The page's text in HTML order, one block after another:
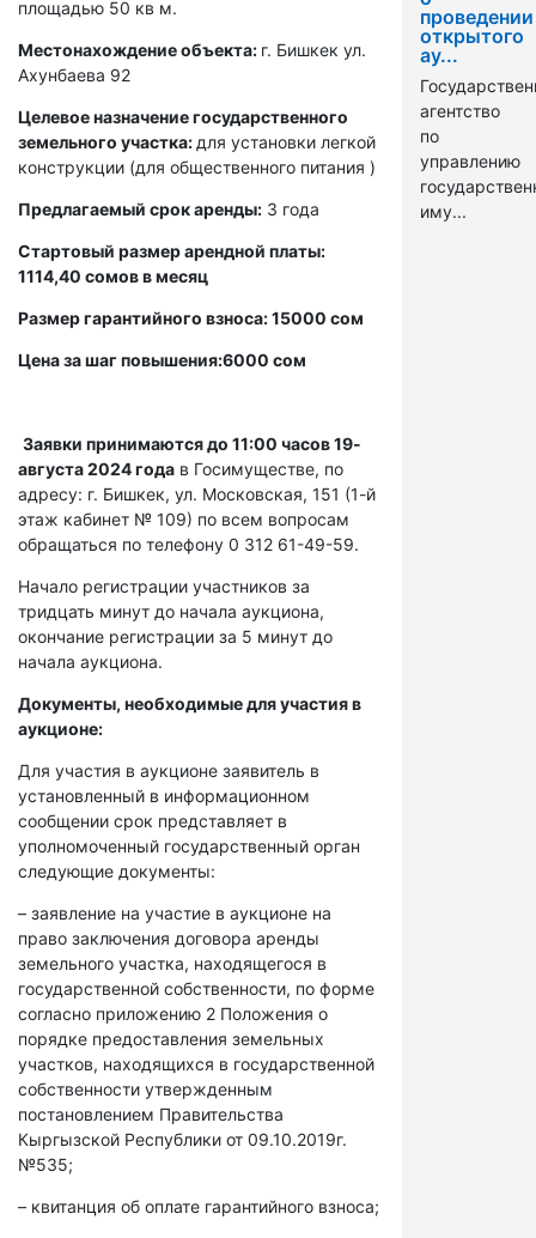
площадью 50 кв м.
Местонахождение объекта: г. Бишкек ул.
Ахунбаева 92
Целевое назначение государственного
земельного участка: для установки легкой
конструкции (для общественного питания )
Предлагаемый срок аренды: 3 года
Стартовый размер арендной платы:
1114,40 сомов в месяц
Размер гарантийного взноса: 15000 сом
Цена за шаг повышения:6000 сом
Заявки принимаются до 11:00 часов 19-
августа 2024 года в Госимуществе, по
адресу: г. Бишкек, ул. Московская, 151 (1-й
этаж кабинет № 109) по всем вопросам
обращаться по телефону 0 312 61-49-59.
Начало регистрации участников за
тридцать минут до начала аукциона,
окончание регистрации за 5 минут до
начала аукциона.
Документы, необходимые для участия в
аукционе:
Для участия в аукционе заявитель в
установленный в информационном
сообщении срок представляет в
уполномоченный государственный орган
следующие документы:
– заявление на участие в аукционе на
право заключения договора аренды
земельного участка, находящегося в
государственной собственности, по форме
согласно приложению 2 Положения о
порядке предоставления земельных
участков, находящихся в государственной
собственности утвержденным
постановлением Правительства
Кыргызской Республики от 09.10.2019г.
№535;
– квитанция об оплате гарантийного взноса;
проведении
открытого
ау...
агентство
по
управлению
иму...